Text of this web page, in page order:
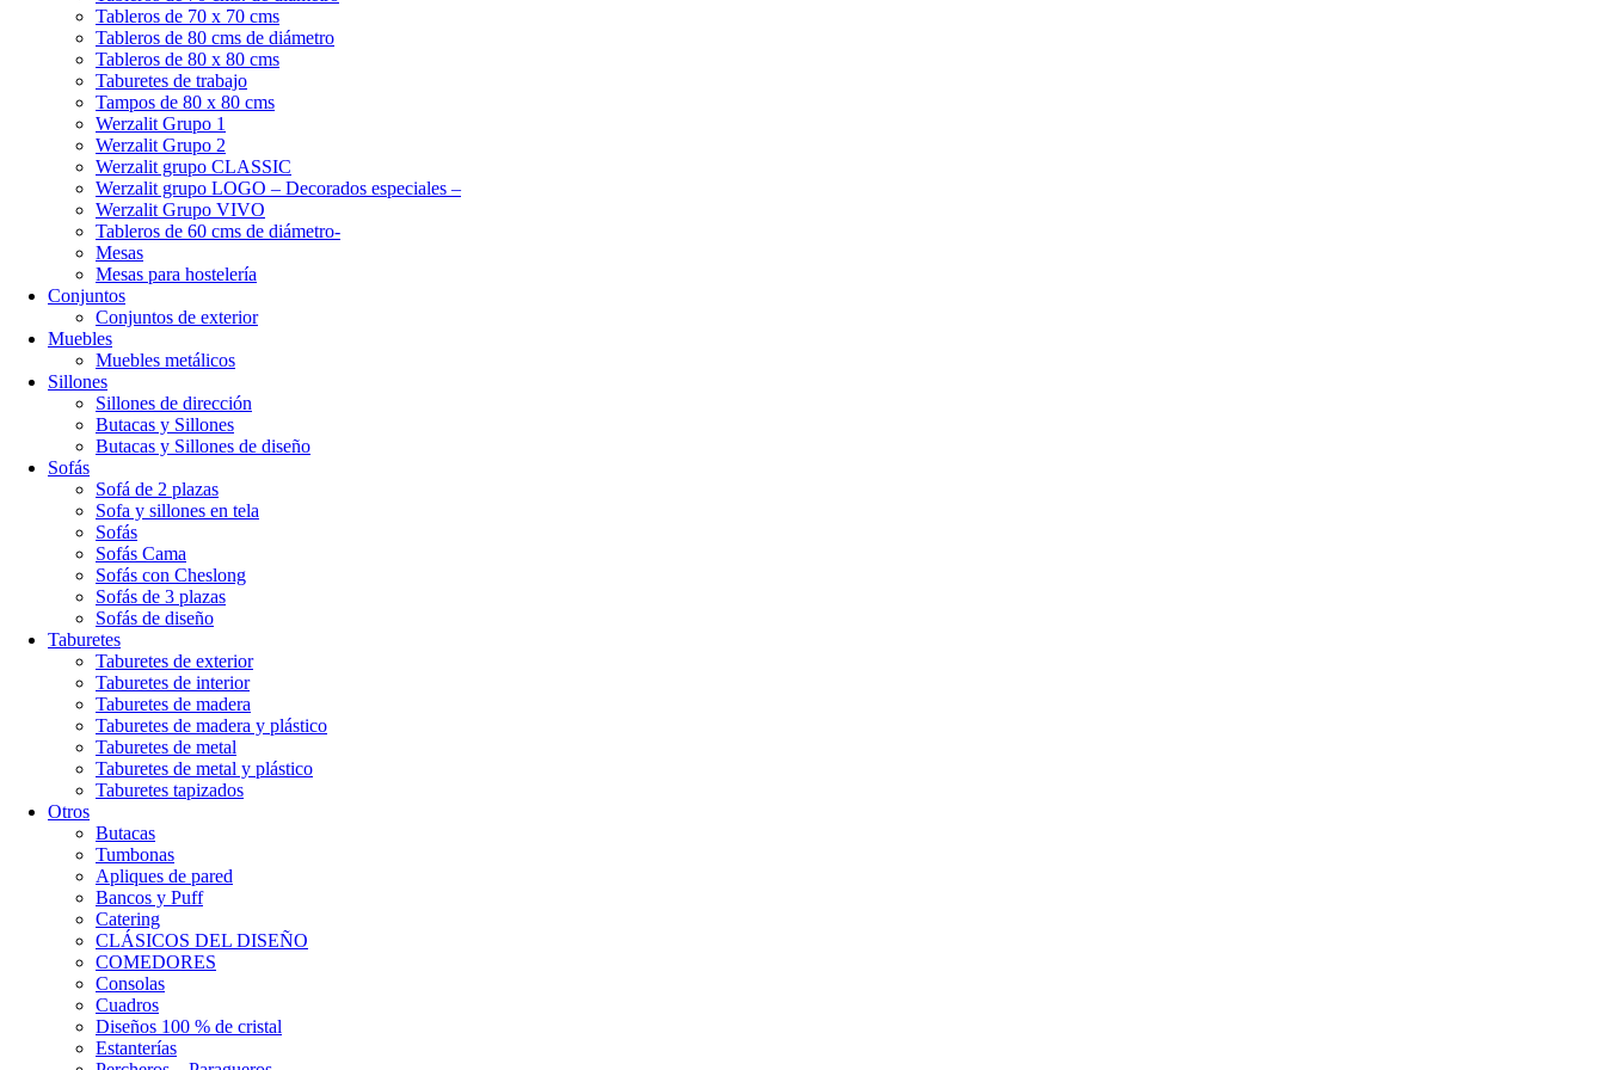
Tableros de 70 x 70 cms
Tableros de 80 cms de diámetro
Tableros de 80 x 80 cms
Taburetes de trabajo
Tampos de 80 x 80 cms
Werzalit Grupo 1
Werzalit Grupo 2
Werzalit grupo CLASSIC
Werzalit grupo LOGO – Decorados especiales –
Werzalit Grupo VIVO
Tableros de 60 cms de diámetro-
Mesas
Mesas para hostelería
Conjuntos
Conjuntos de exterior
Muebles
Muebles metálicos
Sillones
Sillones de dirección
Butacas y Sillones
Butacas y Sillones de diseño
Sofás
Sofá de 2 plazas
Sofa y sillones en tela
Sofás
Sofás Cama
Sofás con Cheslong
Sofás de 3 plazas
Sofás de diseño
Taburetes
Taburetes de exterior
Taburetes de interior
Taburetes de madera
Taburetes de madera y plástico
Taburetes de metal
Taburetes de metal y plástico
Taburetes tapizados
Otros
Butacas
Tumbonas
Apliques de pared
Bancos y Puff
Catering
CLÁSICOS DEL DISEÑO
COMEDORES
Consolas
Cuadros
Diseños 100 % de cristal
Estanterías